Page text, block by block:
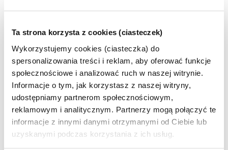
Ta strona korzysta z cookies (ciasteczek)
Wykorzystujemy cookies (ciasteczka) do
spersonalizowania treści i reklam, aby oferować funkcje
społecznościowe i analizować ruch w naszej witrynie.
Informacje o tym, jak korzystasz z naszej witryny,
udostępniamy partnerom społecznościowym,
reklamowym i analitycznym. Partnerzy mogą połączyć te
informacje z innymi danymi otrzymanymi od Ciebie lub
uzyskanymi podczas korzystania z ich usług.
DIMAQ:
Pracujesz już jakiś czas w
branży digital marketingu. Skąd
decyzja o przystąpieniu do
egzaminu potwierdzającego Twoje
kompetencje e-marketingowe?
AW: Myślę, że to kolejny krok w
rozwoju na ścieżce digital marketingu.
To również formalne potwierdzenie
kompetencji marketera oraz wiedzy na
wysokim poziomie.